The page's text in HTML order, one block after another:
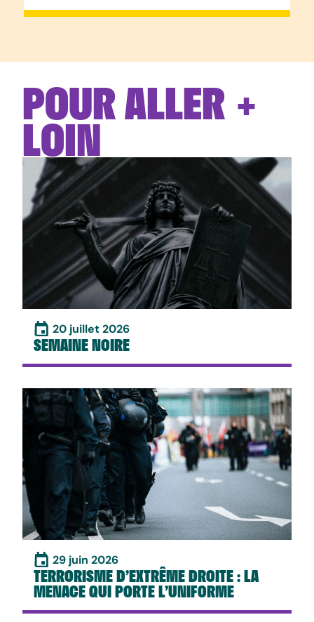
POUR ALLER +
LOIN
20 juillet 2026
SEMAINE NOIRE
29 juin 2026
TERRORISME D’EXTRÊME DROITE : LA
MENACE QUI PORTE L’UNIFORME